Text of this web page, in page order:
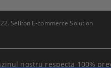
Seliton E-commerce Solution
nostru respecta 100%